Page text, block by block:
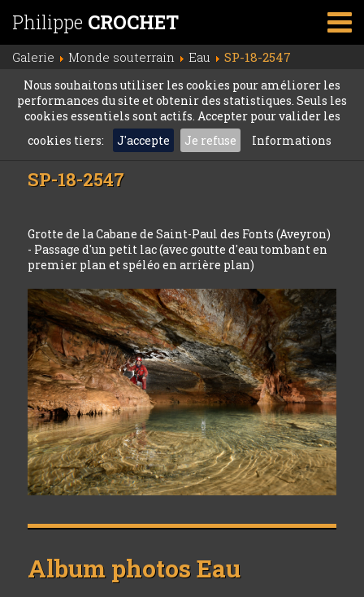
Philippe CROCHET
Galerie Monde souterrain Eau SP-18-2547
Nous souhaitons utiliser les cookies pour améliorer les
performances du site et obtenir des statistiques. Seuls les
cookies essentiels sont actifs. Accepter pour valider les
cookies tiers:
J'accepte Je refuse Informations
SP-18-2547
Grotte de la Cabane de Saint-Paul des Fonts (Aveyron)
- Passage d'un petit lac (avec goutte d'eau tombant en
premier plan et spéléo en arrière plan)
Album photosEau